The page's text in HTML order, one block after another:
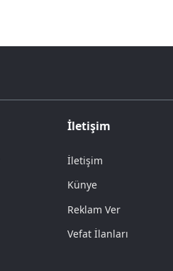
İletişim
İletişim
Künye
Reklam Ver
Vefat İlanları